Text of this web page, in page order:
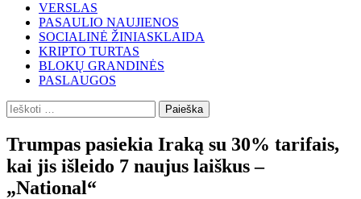
VERSLAS
PASAULIO NAUJIENOS
SOCIALINĖ ŽINIASKLAIDA
KRIPTO TURTAS
BLOKŲ GRANDINĖS
PASLAUGOS
Ieškoti:
Trumpas pasiekia Iraką su 30% tarifais,
kai jis išleido 7 naujus laiškus –
„National“